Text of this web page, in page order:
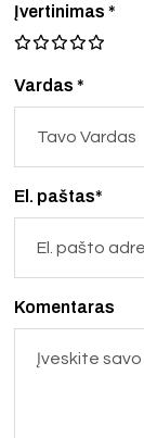
Vardas *
El. paštas*
Įvertinimas*
Komentaras